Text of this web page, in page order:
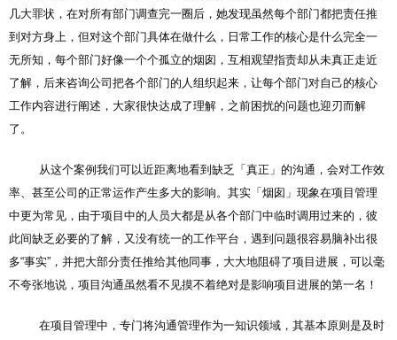
几大罪状，在对所有部门调查完一圈后，她发现虽然每个部门都把责任推
到对方身上，但对这个部门具体在做什么，日常工作的核心是什么完全一
无所知，每个部门好像一个个孤立的烟囱，互相观望指责却从未真正走近
了解，后来咨询公司把各个部门的人组织起来，让每个部门对自己的核心
工作内容进行阐述，大家很快达成了理解，之前困扰的问题也迎刃而解
了。
从这个案例我们可以近距离地看到缺乏「真正」的沟通，会对工作效
率、甚至公司的正常运作产生多大的影响。其实「烟囱」现象在项目管理
中更为常见，由于项目中的人员大都是从各个部门中临时调用过来的，彼
此间缺乏必要的了解，又没有统一的工作平台，遇到问题很容易脑补出很
多“事实”，并把大部分责任推给其他同事，大大地阻碍了项目进展，可以毫
不夸张地说，项目沟通虽然看不见摸不着绝对是影响项目进展的第一名！
在项目管理中，专门将沟通管理作为一知识领域，其基本原则是及时